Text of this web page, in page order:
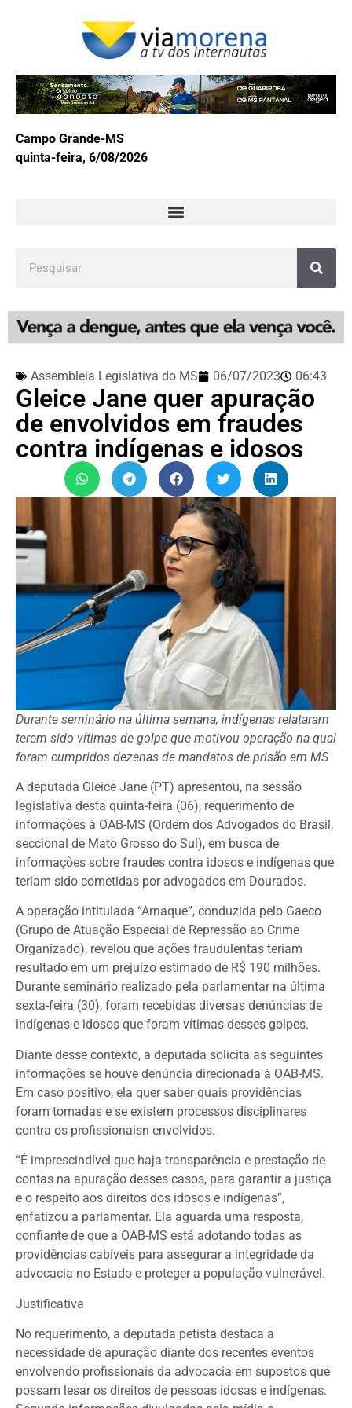
Campo Grande-MS
quinta-feira, 6/08/2026
Assembleia Legislativa do MS 06/07/2023 06:43
Gleice Jane quer apuração
de envolvidos em fraudes
contra indígenas e idosos
Durante seminário na última semana, indígenas relataram
terem sido vítimas de golpe que motivou operação na qual
foram cumpridos dezenas de mandatos de prisão em MS
A deputada Gleice Jane (PT) apresentou, na sessão
legislativa desta quinta-feira (06), requerimento de
informações à OAB-MS (Ordem dos Advogados do Brasil,
seccional de Mato Grosso do Sul), em busca de
informações sobre fraudes contra idosos e indígenas que
teriam sido cometidas por advogados em Dourados.
A operação intitulada “Arnaque”, conduzida pelo Gaeco
(Grupo de Atuação Especial de Repressão ao Crime
Organizado), revelou que ações fraudulentas teriam
resultado em um prejuízo estimado de R$ 190 milhões.
Durante seminário realizado pela parlamentar na última
sexta-feira (30), foram recebidas diversas denúncias de
indígenas e idosos que foram vítimas desses golpes.
Diante desse contexto, a deputada solicita as seguintes
informações se houve denúncia direcionada à OAB-MS.
Em caso positivo, ela quer saber quais providências
foram tomadas e se existem processos disciplinares
contra os profissionaisn envolvidos.
“É imprescindível que haja transparência e prestação de
contas na apuração desses casos, para garantir a justiça
e o respeito aos direitos dos idosos e indígenas”,
enfatizou a parlamentar. Ela aguarda uma resposta,
confiante de que a OAB-MS está adotando todas as
providências cabíveis para assegurar a integridade da
advocacia no Estado e proteger a população vulnerável.
Justificativa
No requerimento, a deputada petista destaca a
necessidade de apuração diante dos recentes eventos
envolvendo profissionais da advocacia em supostos que
possam lesar os direitos de pessoas idosas e indígenas.